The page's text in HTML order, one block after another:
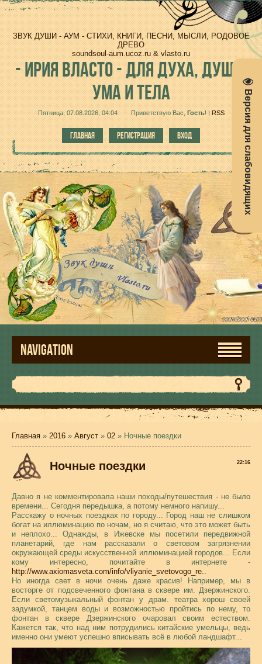
Версия для слабовидящих
ЗВУК ДУШИ - АУМ - СТИХИ, КНИГИ, ПЕСНИ, МЫСЛИ, РОДОВОЕ
ДРЕВО
soundsoul-aum.ucoz.ru & vlasto.ru
-ИРИЯ ВЛАСТО - ДЛЯ ДУХА, ДУШИ,
УМА И ТЕЛА
Пятница, 07.08.2026, 04:04 Приветствую Вас Гость!| RSS
ГЛАВНАЯ РЕГИСТРАЦИЯ ВХОД
NAVIGATION
Главная » 2016 » Август » 02 » Ночные поездки
22:16
Ночные поездки
Давно я не комментировала наши походы/путешествия - не было
времени... Сегодня передышка, а потому немного напишу...
Расскажу о ночных поездках по городу... Город наш не слишком
богат на иллюминацию по ночам, но я считаю, что это может быть
и неплохо... Однажды, в Ижевске мы посетили передвижной
планетарий, где нам рассказали о световом загрязнении
окружающей среды искусственной иллюминацией городов... Если
кому интересно, почитайте в интернете -
http://www.axiomasveta.com/info/vliyanie_svetovogo_re..
Но иногда свет в ночи очень даже красив! Например, мы в
восторге от подсвеченного фонтана в сквере им. Дзержинского.
Если светомузыкальный фонтан у драм. театра хорош своей
задумкой, танцем воды и возможностью пройтись по нему, то
фонтан в сквере Дзержинского очаровал своим естеством.
Кажется так, что над ним потрудились китайские умельцы, ведь
именно они умеют успешно вписывать всё в любой ландшафт...